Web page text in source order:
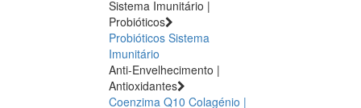
Sistema Imunitário |
Probióticos
Probióticos Sistema
Imunitário
Anti-Envelhecimento |
Antioxidantes
Coenzima Q10 Colagénio |